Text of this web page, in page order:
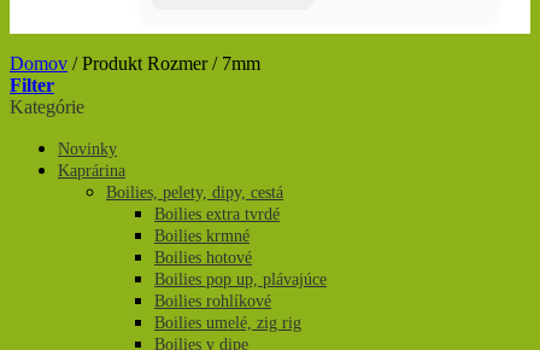
Domov /Produkt Rozmer/7mm
Filter
Kategórie
Novinky
Kaprárina
Boilies, pelety, dipy, cestá
Boilies extra tvrdé
Boilies krmné
Boilies hotové
Boilies pop up, plávajúce
Boilies rohlíkové
Boilies umelé, zig rig
Boilies v dipe